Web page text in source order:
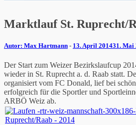
Marktlauf St. Ruprecht/
Max Hartmann - 13. April 201431. Mai
Der Start zum Weizer Bezirkslaufcup
wieder in St. Ruprecht a. d. Raab statt.
organisiert vom FC Donald, lief bei
erfolgreich für die Sportler und
ARBÖ Weiz ab.